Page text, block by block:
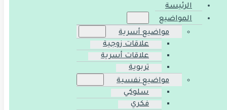
الرئيسة
المواضيع
مواضيع أسرية
علاقات زوجية
علاقات أسرية
تربوية
مواضيع نفسية
سلوكي
فكري